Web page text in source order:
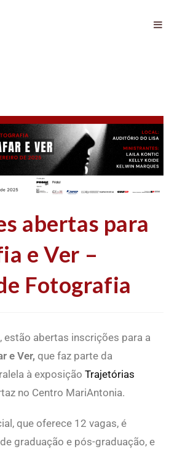
para Fotografia e
abertas para
e Ver –
Fotografia
estão abertas inscrições para a
e Ver, que faz parte da
à exposiçãoTrajetórias
no Centro MariAntonia.
que oferece 12 vagas, é
graduação e pós-graduação, e